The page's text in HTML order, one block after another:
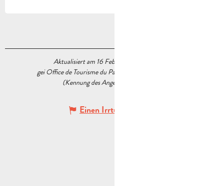
Aktualisiert am 16 Februar 2026 Um 17:31
gei Office de Tourisme du Pays d’Aubagne et de l’Étoile
(Kennung des Angebots :
Einen Irrtum angeben